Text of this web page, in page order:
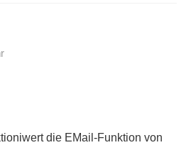
die EMail-Funktion von